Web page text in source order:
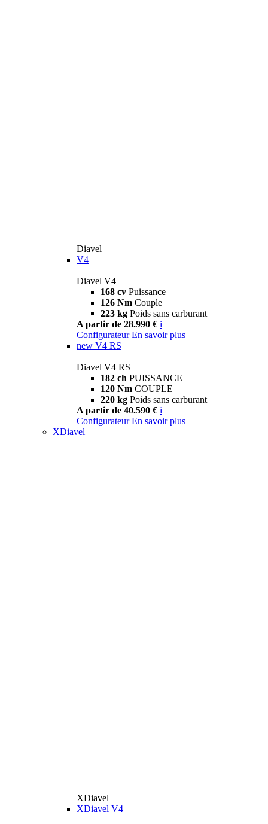
Diavel
V4
Diavel V4
168 cv Puissance
126 Nm Couple
223 kg Poids sans carburant
A partir de 28.990 € i
Configurateur En savoir plus
new V4 RS
Diavel V4 RS
182 ch PUISSANCE
120 Nm COUPLE
220 kg Poids sans carburant
A partir de 40.590 € i
Configurateur En savoir plus
XDiavel
XDiavel
XDiavel V4